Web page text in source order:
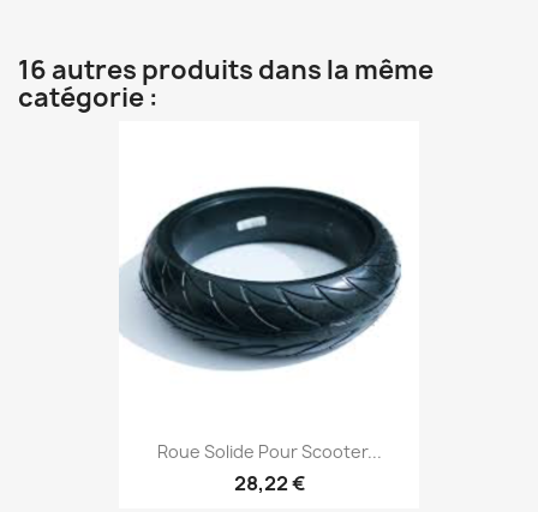
16 autres produits dans la même
catégorie :
Roue Solide Pour Scooter...
28,22 €